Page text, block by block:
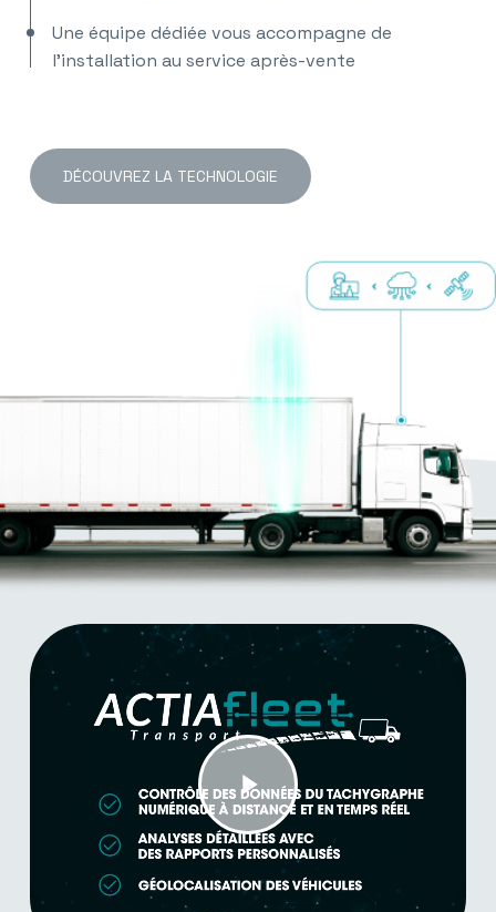
Une équipe dédiée vous accompagne de
l’installation au service après-vente
DÉCOUVREZ LA TECHNOLOGIE
Play
Video